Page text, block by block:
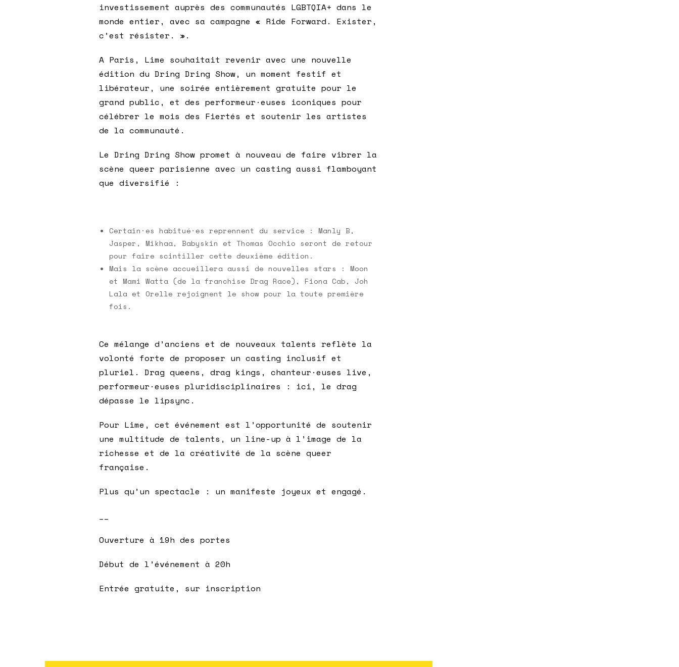
investissement auprès des communautés LGBTQIA+ dans le
monde entier, avec sa campagne « Ride Forward. Exister,
c’est résister. ».
A Paris, Lime souhaitait revenir avec une nouvelle
édition du Dring Dring Show, un moment festif et
libérateur, une soirée entièrement gratuite pour le
grand public, et des performeur·euses iconiques pour
célébrer le mois des Fiertés et soutenir les artistes
de la communauté.
Le Dring Dring Show promet à nouveau de faire vibrer la
scène queer parisienne avec un casting aussi flamboyant
que diversifié :
Certain·es habitué·es reprennent du service : Manly B,
Jasper, Mikhaa, Babyskin et Thomas Occhio seront de retour
pour faire scintiller cette deuxième édition.
Mais la scène accueillera aussi de nouvelles stars : Moon
et Mami Watta (de la franchise Drag Race), Fiona Cab, Joh
Lala et Orelle rejoignent le show pour la toute première
fois.
Ce mélange d’anciens et de nouveaux talents reflète la
volonté forte de proposer un casting inclusif et
pluriel. Drag queens, drag kings, chanteur·euses live,
performeur·euses pluridisciplinaires : ici, le drag
dépasse le lipsync.
Pour Lime, cet événement est l’opportunité de soutenir
une multitude de talents, un line-up à l’image de la
richesse et de la créativité de la scène queer
française.
Plus qu’un spectacle : un manifeste joyeux et engagé.
Ouverture à 19h des portes
Début de l’événement à 20h
Entrée gratuite, sur inscription